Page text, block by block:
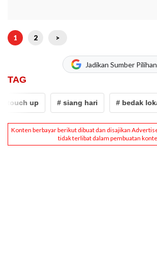
1 2 >
Jadikan Sumber Pilihan
TAG
up # siang hari # bedak lokal